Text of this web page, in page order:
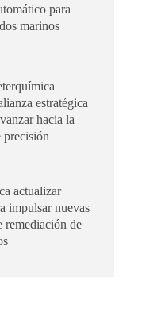
para
marinos
estratégica
hacia la
precisión
actualizar
impulsar nuevas
remediación de